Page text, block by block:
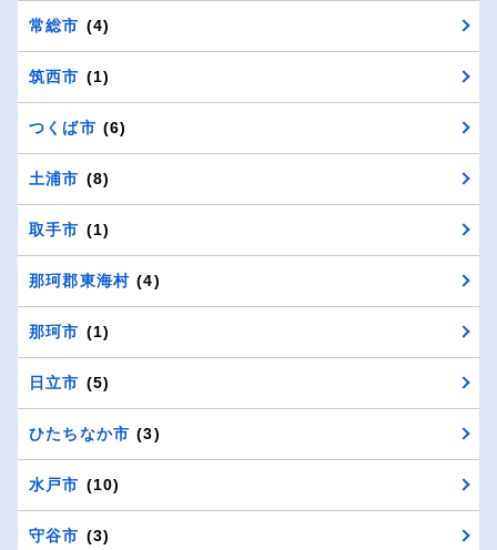
常総市 (4)
筑西市 (1)
つくば市 (6)
土浦市 (8)
取手市 (1)
那珂郡東海村 (4)
那珂市 (1)
日立市 (5)
ひたちなか市 (3)
水戸市 (10)
守谷市 (3)